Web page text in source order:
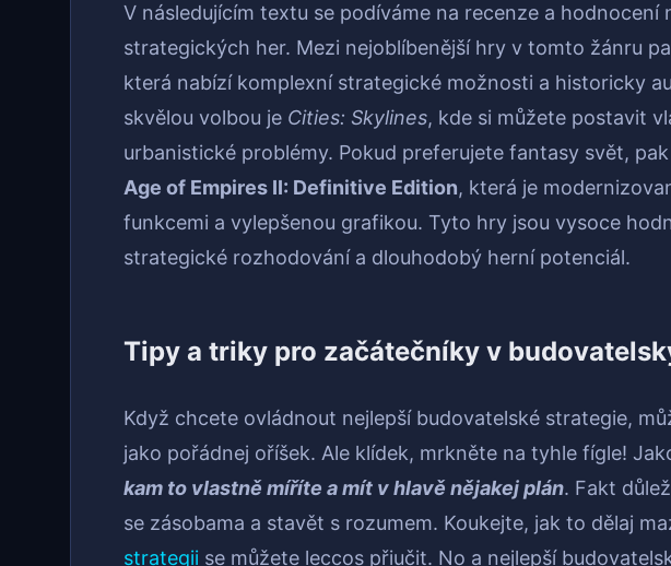
V následujícím textu se podíváme na recenze a hodnocení
strategických her. Mezi nejoblíbenější hry v tomto žánru
která nabízí komplexní strategické možnosti a historicky
skvělou volbou je Cities: Skylines, kde si můžete postavit
urbanistické problémy. Pokud preferujete fantasy svět,
Age of Empires II: Definitive Edition, která je
funkcemi a vylepšenou grafikou. Tyto hry jsou vysoce
strategické rozhodování a dlouhodobý herní potenciál.
Tipy a triky pro začátečníky v
Když chcete ovládnout nejlepší budovatelské strategie,
jako pořádnej oříšek. Ale klídek, mrkněte na tyhle fígle!
kam to vlastně míříte a mít v hlavě nějakej plán. Fakt
se zásobama a stavět s rozumem. Koukejte, jak to dělaj
strategii se můžete leccos přiučit. No a nejlepší